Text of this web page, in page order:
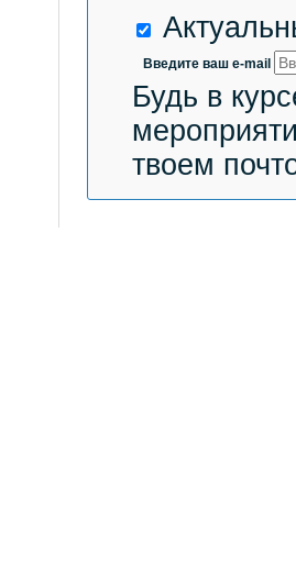
Введите ваш e-mail
Будь в
твоем